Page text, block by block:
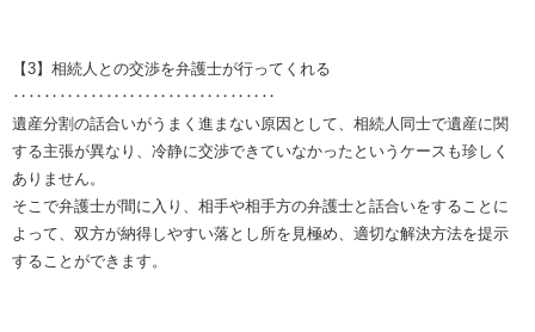
【3】相続人との交渉を弁護士が行ってくれる
‥‥‥‥‥‥‥‥‥‥‥‥‥‥‥‥‥
遺産分割の話合いがうまく進まない原因として、相続人同士で遺産に関
する主張が異なり、冷静に交渉できていなかったというケースも珍しく
ありません。
そこで弁護士が間に入り、相手や相手方の弁護士と話合いをすることに
よって、双方が納得しやすい落とし所を見極め、適切な解決方法を提示
することができます。